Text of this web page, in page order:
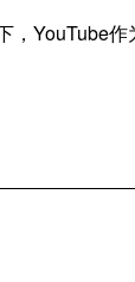
，YouTube